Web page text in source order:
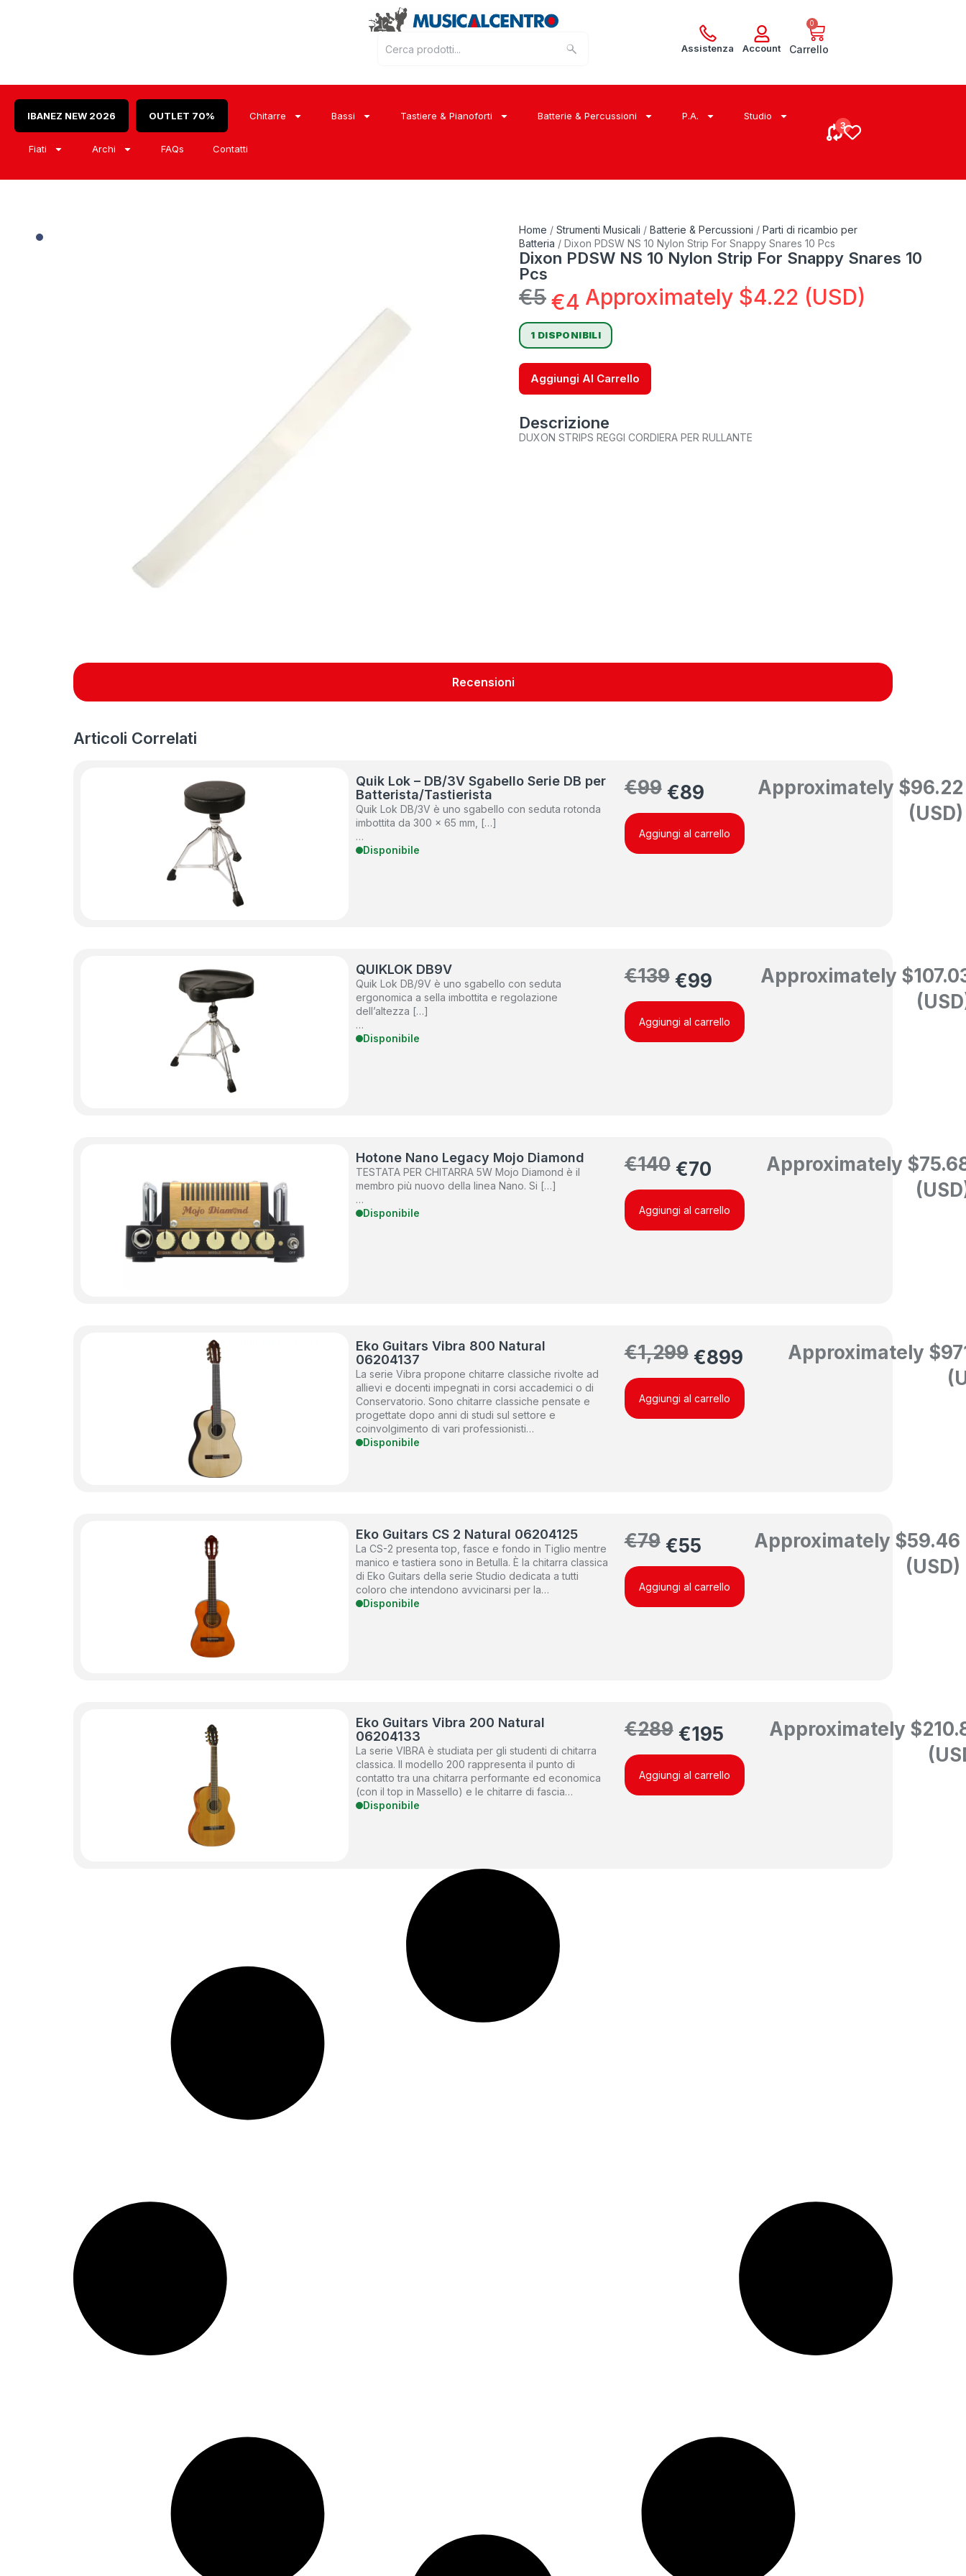
Assistenza Account
0
Carrello
IBANEZ NEW 2026 OUTLET 70% Chitarre Bassi Tastiere & Pianoforti Batterie & Percussioni P.A. Studio
Fiati Archi FAQs Contatti
Home / Strumenti Musicali / Batterie & Percussioni / Parti di ricambio per
Batteria / Dixon PDSW NS 10 Nylon Strip For Snappy Snares 10 Pcs
Dixon PDSW NS 10 Nylon Strip For Snappy Snares 10
Pcs
€5€4 Approximately $4.22 (USD)
1 DISPONIBILI
Aggiungi Al Carrello
Descrizione
DUXON STRIPS REGGI CORDIERA PER RULLANTE
Recensioni
Articoli Correlati
Quik Lok – DB/3V Sgabello Serie DB per
Batterista/Tastierista
Quik Lok DB/3V è uno sgabello con seduta rotonda
imbottita da 300 x 65 mm, […]
…
Disponibile
€99 €89 Approximately $96.22
(USD)
Aggiungi al carrello
QUIKLOK DB9V
Quik Lok DB/9V è uno sgabello con seduta
ergonomica a sella imbottita e regolazione
dell’altezza […]
…
Disponibile
€139 €99 Approximately $
Aggiungi al carrello
Hotone Nano Legacy Mojo Diamond
TESTATA PER CHITARRA 5W Mojo Diamond è il
membro più nuovo della linea Nano. Si […]
…
Disponibile
€140 €70 Approximately $
Aggiungi al carrello
Eko Guitars Vibra 800 Natural
06204137
La serie Vibra propone chitarre classiche rivolte ad
allievi e docenti impegnati in corsi accademici o di
Conservatorio. Sono chitarre classiche pensate e
progettate dopo anni di studi sul settore e
coinvolgimento di vari professionisti…
Disponibile
€1,299 €899 Approximately $
Aggiungi al carrello
Eko Guitars CS 2 Natural 06204125
La CS-2 presenta top, fasce e fondo in Tiglio mentre
manico e tastiera sono in Betulla. È la chitarra classica
di Eko Guitars della serie Studio dedicata a tutti
coloro che intendono avvicinarsi per la…
Disponibile
€79 €55 Approximately $59.46
(USD)
Aggiungi al carrello
Eko Guitars Vibra 200 Natural
06204133
La serie VIBRA è studiata per gli studenti di chitarra
classica. Il modello 200 rappresenta il punto di
contatto tra una chitarra performante ed economica
(con il top in Massello) e le chitarre di fascia…
Disponibile
€289 €195 Approximately $
Aggiungi al carrello